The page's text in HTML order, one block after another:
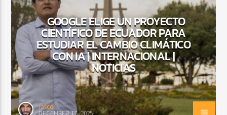
GOOGLE ELIGE UN PROYECTO
CIENTÍFICO DE ECUADOR PARA
ESTUDIAR EL CAMBIO CLIMÁTICO
CON IA | INTERNACIONAL |
NOTICIAS
rasco
DECEMBER 17, 2025